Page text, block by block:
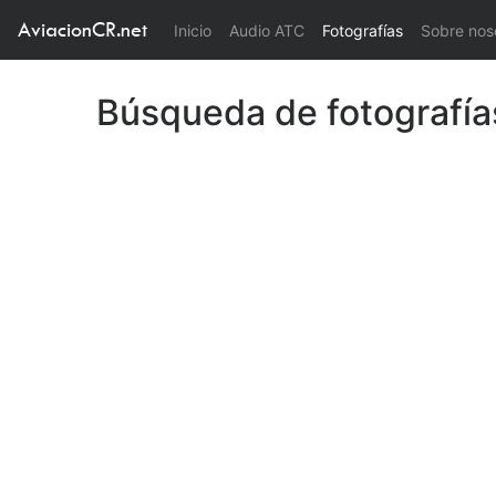
AviacionCR.net Inicio(current)
Audio ATC Fotografías Sobre
Búsqueda de